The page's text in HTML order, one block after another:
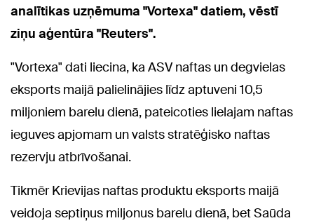
analītikas uzņēmuma "Vortexa" datiem, vēstī
ziņu aģentūra "Reuters".
"Vortexa" dati liecina, ka ASV naftas un degvielas
eksports maijā palielinājies līdz aptuveni 10,5
miljoniem barelu dienā, pateicoties lielajam naftas
ieguves apjomam un valsts stratēģisko naftas
rezervju atbrīvošanai.
Tikmēr Krievijas naftas produktu eksports maijā
veidoja septiņus miljonus barelu dienā, bet Saūda